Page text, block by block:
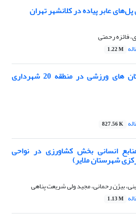
عابر پیاده در کلانشهر تهران
فائزه رحمتی
1.22 M
تحلیل دسترسی به مکان های ورزشی در منطقه 20 شهرداری
827.56 K
انسانی بخش کشاورزی در نواحی
شهرستان ملایر)
بیژن رحمانی، مجید ولی شریعت پناهی
1.13 M